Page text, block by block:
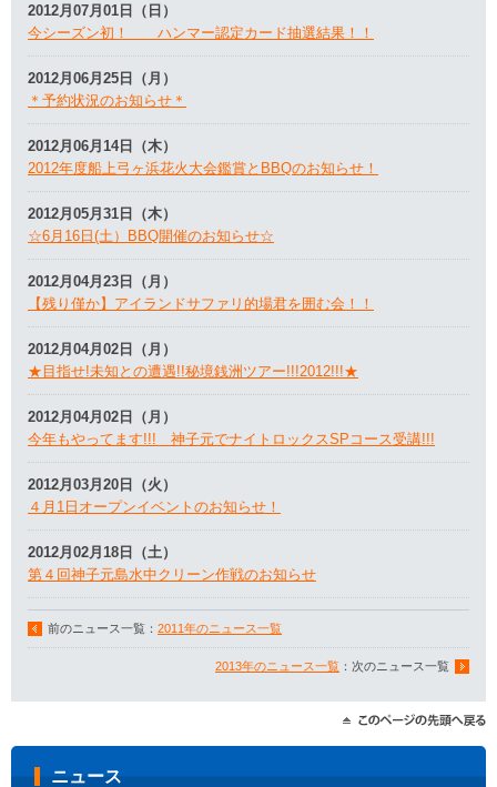
2012月07月01日（日）
今シーズン初！ ハンマー認定カード抽選結果！！
2012月06月25日（月）
＊予約状況のお知らせ＊
2012月06月14日（木）
2012年度船上弓ヶ浜花火大会鑑賞とBBQのお知らせ！
2012月05月31日（木）
☆6月16日(土）BBQ開催のお知らせ☆
2012月04月23日（月）
【残り僅か】アイランドサファリ的場君を囲む会！！
2012月04月02日（月）
★目指せ!未知との遭遇!!秘境銭洲ツアー!!!2012!!!★
2012月04月02日（月）
今年もやってます!!! 神子元でナイトロックスSPコース受講!!!
2012月03月20日（火）
４月1日オープンイベントのお知らせ！
2012月02月18日（土）
第４回神子元島水中クリーン作戦のお知らせ
前のニュース一覧： 2011年のニュース一覧
2013年のニュース一覧 ：次のニュース一覧
ニュース